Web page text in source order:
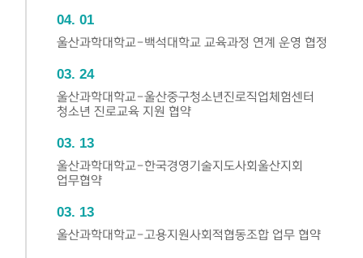
04 01
울산과학대학교-백석대학교 교육과정 연계 운영 협정
03 24
울산과학대학교-울산중구청소년진로직업체험센터
청소년 진로교육 지원 협약
03 13
울산과학대학교-한국경영기술지도사회울산지회
업무협약
03 13
울산과학대학교-고용지원사회적협동조합 업무 협약